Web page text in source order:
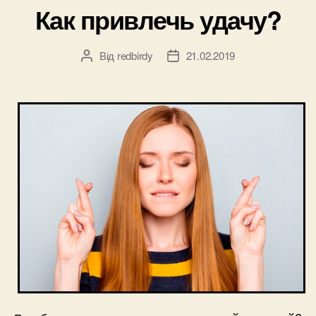
Как привлечь удачу?
Автор
Від redbirdy
Дата21.02.2019